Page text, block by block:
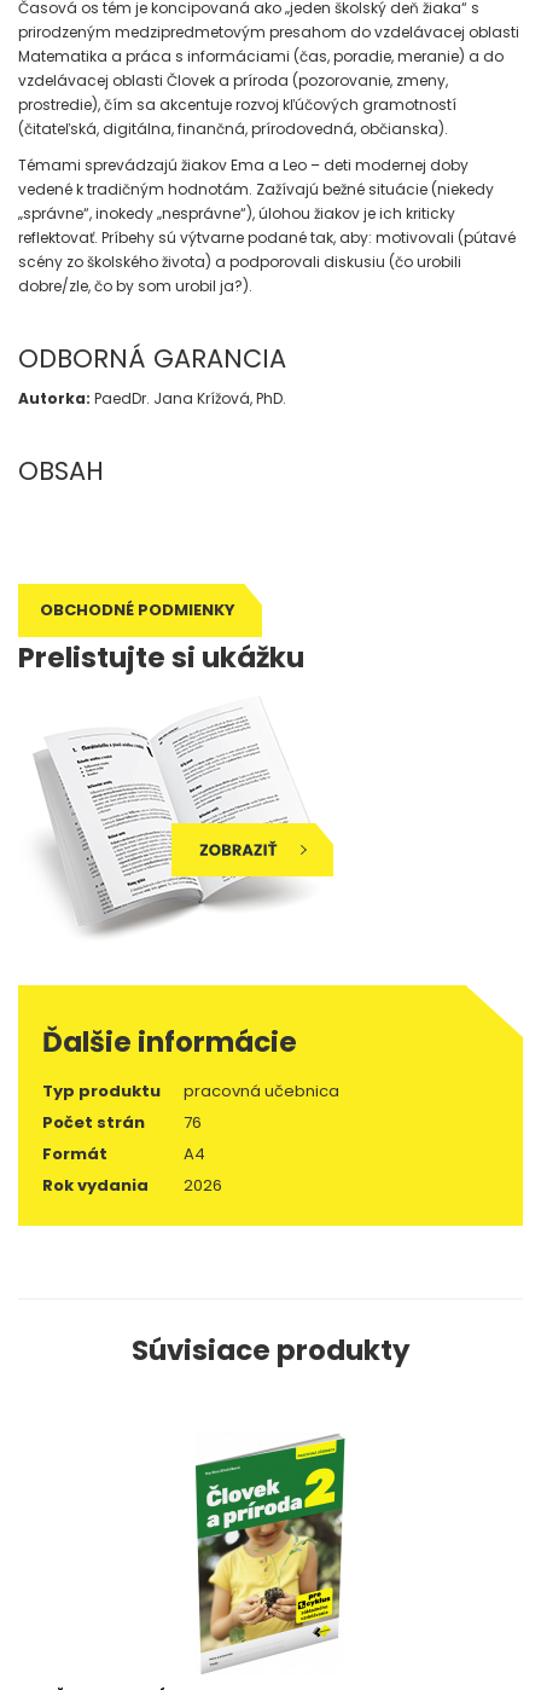
Časová os tém je koncipovaná ako „jeden školský deň žiaka“ s
prirodzeným medzipredmetovým presahom do vzdelávacej oblasti
Matematika a práca s informáciami (čas, poradie, meranie) a do
vzdelávacej oblasti Človek a príroda (pozorovanie, zmeny,
prostredie), čím sa akcentuje rozvoj kľúčových gramotností
(čitateľská, digitálna, finančná, prírodovedná, občianska).
Témami sprevádzajú žiakov Ema a Leo – deti modernej doby
vedené k tradičným hodnotám. Zažívajú bežné situácie (niekedy
„správne“, inokedy „nesprávne“), úlohou žiakov je ich kriticky
reflektovať. Príbehy sú výtvarne podané tak, aby: motivovali (pútavé
scény zo školského života) a podporovali diskusiu (čo urobili
dobre/zle, čo by som urobil ja?).
ODBORNÁ GARANCIA
Autorka: PaedDr. Jana Krížová, PhD.
OBSAH
OBCHODNÉ PODMIENKY
Prelistujte si ukážku
Ďalšie informácie
Typ produktu
pracovná učebnica
Počet strán
76
Formát
A4
Rok vydania
2026
Súvisiace produkty